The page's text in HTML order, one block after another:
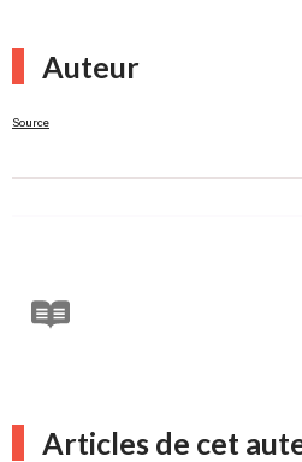
Auteur
Source
Articles de cet